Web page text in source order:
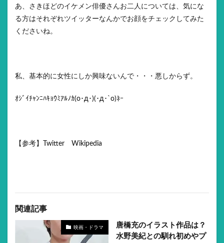
あ、さきほどのイケメン俳優さんお二人については、気にな
る方はそれぞれツイッターなんかでお顔をチェックしてみた
くださいね。
私、基本的に女性にしか興味ないんで・・・悪しからず。
ｵｼﾞｲﾁｬﾝﾆﾊｷｮｳﾐｱﾙﾉｶ(ο･д･)(･д･`ο)ﾈｰ
【参考】Twitter Wikipedia
関連記事
映画・ドラマ
唐橋充のイラスト作品は？
水野美紀との馴れ初めやプ